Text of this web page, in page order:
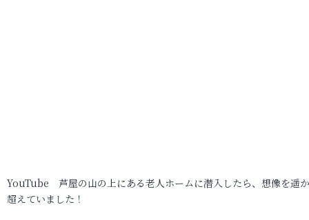
YouTube 芦屋の山の上にある老人ホームに潜入したら、想像を遥
超えていました！